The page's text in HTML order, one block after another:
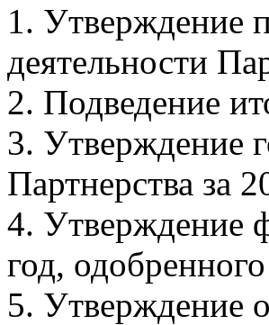
1. Утверждение
деятельности
2. Подведение
3. Утверждение
Партнерства за
4. Утверждение
год,
5. Утверждение